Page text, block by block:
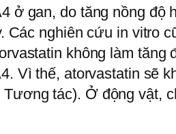
ở gan, do tăng nồng
nghiên cứu in vitro
không làm tăng
Vì thế, atorvastatin sẽ
tác). Ở động vật,